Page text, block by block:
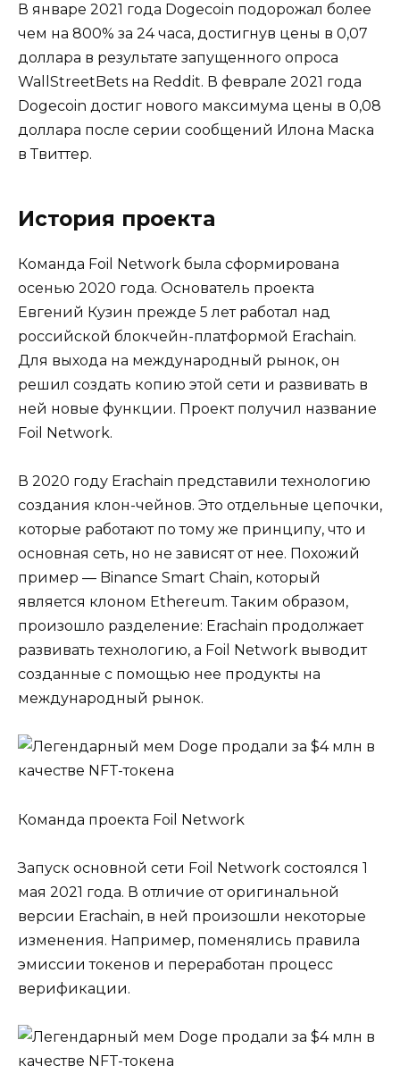
В январе 2021 года Dogecoin подорожал более
чем на 800% за 24 часа, достигнув цены в 0,07
доллара в результате запущенного опроса
WallStreetBets на Reddit. В феврале 2021 года
Dogecoin достиг нового максимума цены в 0,08
доллара после серии сообщений Илона Маска
в Твиттер.
История проекта
Команда Foil Network была сформирована
осенью 2020 года. Основатель проекта
Евгений Кузин прежде 5 лет работал над
российской блокчейн-платформой Erachain.
Для выхода на международный рынок, он
решил создать копию этой сети и развивать в
ней новые функции. Проект получил название
Foil Network.
В 2020 году Erachain представили технологию
создания клон-чейнов. Это отдельные цепочки,
которые работают по тому же принципу, что и
основная сеть, но не зависят от нее. Похожий
пример — Binance Smart Chain, который
является клоном Ethereum. Таким образом,
произошло разделение: Erachain продолжает
развивать технологию, а Foil Network выводит
созданные с помощью нее продукты на
международный рынок.
Команда проекта Foil Network
Запуск основной сети Foil Network состоялся 1
мая 2021 года. В отличие от оригинальной
версии Erachain, в ней произошли некоторые
изменения. Например, поменялись правила
эмиссии токенов и переработан процесс
верификации.